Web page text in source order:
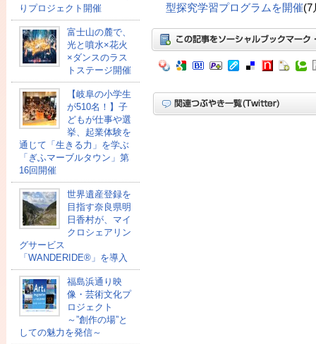
りプロジェクト開催
富士山の麓で、
光と噴水×花火
×ダンスのラス
トステージ開催
【岐阜の小学生
が510名！】子
どもが仕事や選
挙、起業体験を
通じて「生きる力」を学ぶ
「ぎふマーブルタウン」第
16回開催
世界遺産登録を
目指す奈良県明
日香村が、マイ
クロシェアリン
グサービス
「WANDERIDE®」を導入
福島浜通り映
像・芸術文化プ
ロジェクト
～”創作の場”と
しての魅力を発信～
型探究学習プログラムを開催(7